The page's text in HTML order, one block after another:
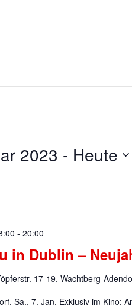
2023 - Heute
in Dublin –
- 20:00
17-19, Wachtberg-
Sa., 7. Jan. Exklusiv im Kino: